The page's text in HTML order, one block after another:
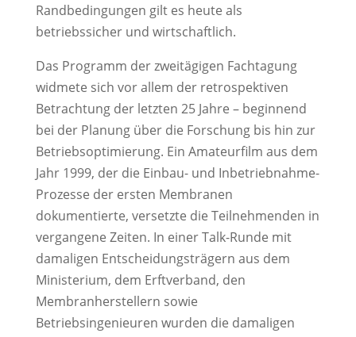
Randbedingungen gilt es heute als
betriebssicher und wirtschaftlich.
Das Programm der zweitägigen Fachtagung
widmete sich vor allem der retrospektiven
Betrachtung der letzten 25 Jahre – beginnend
bei der Planung über die Forschung bis hin zur
Betriebsoptimierung. Ein Amateurfilm aus dem
Jahr 1999, der die Einbau- und Inbetriebnahme-
Prozesse der ersten Membranen
dokumentierte, versetzte die Teilnehmenden in
vergangene Zeiten. In einer Talk-Runde mit
damaligen Entscheidungsträgern aus dem
Ministerium, dem Erftverband, den
Membranherstellern sowie
Betriebsingenieuren wurden die damaligen